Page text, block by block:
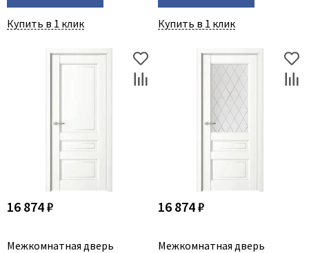
Купить в 1 клик Купить в 1 клик
16 874 ₽
Межкомнатная дверь
16 874 ₽
Межкомнатная дверь